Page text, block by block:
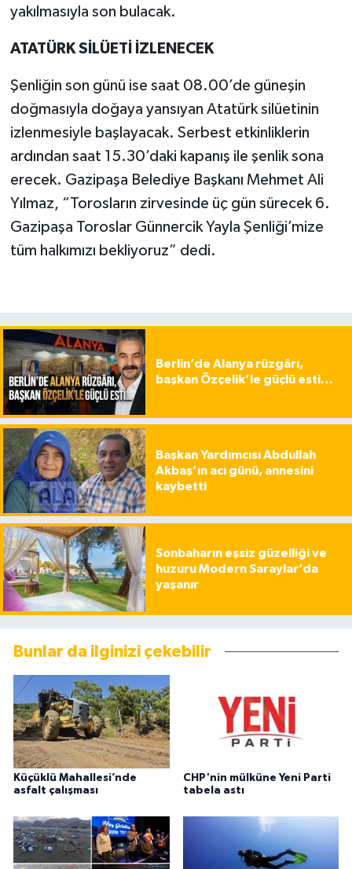
yakılmasıyla son bulacak.
ATATÜRK SİLÜETİ İZLENECEK
Şenliğin son günü ise saat 08.00’de güneşin
doğmasıyla doğaya yansıyan Atatürk silüetinin
izlenmesiyle başlayacak. Serbest etkinliklerin
ardından saat 15.30’daki kapanış ile şenlik sona
erecek. Gazipaşa Belediye Başkanı Mehmet Ali
Yılmaz, “Torosların zirvesinde üç gün sürecek 6.
Gazipaşa Toroslar Günnercik Yayla Şenliği’mize
tüm halkımızı bekliyoruz” dedi.
Berlin’de Alanya rüzgârı,
başkan Özçelik’le güçlü esti…
Başkan Yardımcısı Abdullah
Akbaş’ın acı günü, annesini
kaybetti
Sonbaharın eşsiz güzelliği ve
huzuru Modern Saraylar’da
yaşanır
Bunlar da ilginizi çekebilir
Küçüklü Mahallesi’nde
asfalt çalışması
CHP'nin mülküne Yeni Parti
tabela astı